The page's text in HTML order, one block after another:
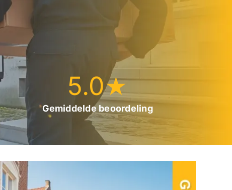
5.0★
Gemiddelde beoordeling